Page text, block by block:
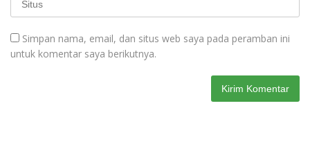
Simpan nama, email, dan situs web saya pada peramban ini
untuk komentar saya berikutnya.